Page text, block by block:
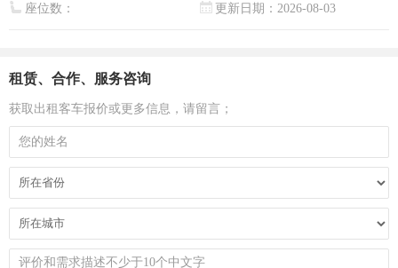
座位数：
更新日期： 2026-08-03
租赁、合作、服务咨询
获取出租客车报价或更多信息，请留言；